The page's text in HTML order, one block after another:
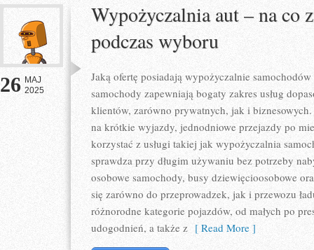
26 MAJ
2025
Wypożyczalnia aut – na co
podczas wyboru
Jaką ofertę posiadają wypożyczalnie
samochody zapewniają bogaty zakres usług
klientów, zarówno prywatnych, jak i
na krótkie wyjazdy, jednodniowe przejazdy po
korzystać z usługi takiej jak wypożyczalnia
sprawdza przy długim używaniu bez potrzeby
osobowe samochody, busy dziewięcioosobowe
się zarówno do przeprowadzek, jak i przewozu
różnorodne kategorie pojazdów, od małych po
udogodnień, a także z [ Read More ]